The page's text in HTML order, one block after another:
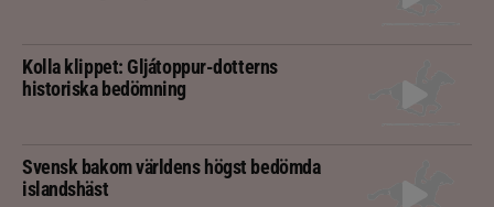
Kolla klippet: Gljátoppur-dotterns
historiska bedömning
Svensk bakom världens högst bedömda
islandshäst